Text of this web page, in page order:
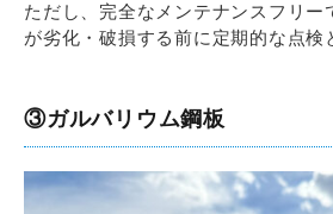
ただし、完全なメンテナンスフリー
が劣化・破損する前に定期的な点検
③ガルバリウム鋼板